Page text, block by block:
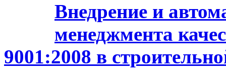
Внедрение и
менеджмента
9001:2008 в